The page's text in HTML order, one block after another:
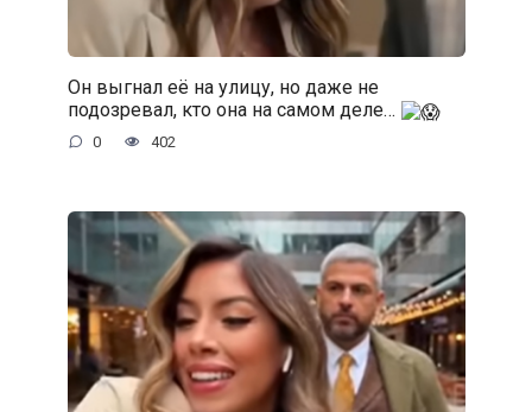
Он выгнал её на улицу, но даже не
подозревал, кто она на самом деле…
0 402